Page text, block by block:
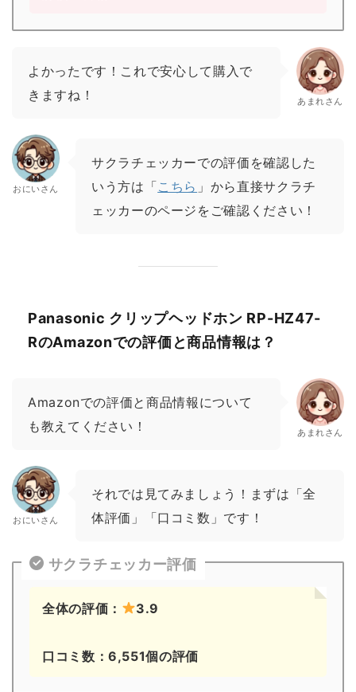
よかったです！これで安心して購入で
きますね！
あまれさん
おにいさん
サクラチェッカーでの評価を確認した
いう方は「こちら 」から直接サクラチ
ェッカーのページをご確認ください！
Panasonic クリップヘッドホン RP-HZ47-
RのAmazonでの評価と商品情報は？
Amazonでの評価と商品情報について
も教えてください！
あまれさん
おにいさん
それでは見てみましょう！まずは「全
体評価」「口コミ数」です！
サクラチェッカー評価
全体の評価： 3.9
口コミ数：6,551個の評価